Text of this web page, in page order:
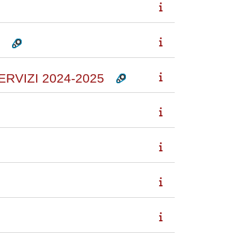
2024-2025